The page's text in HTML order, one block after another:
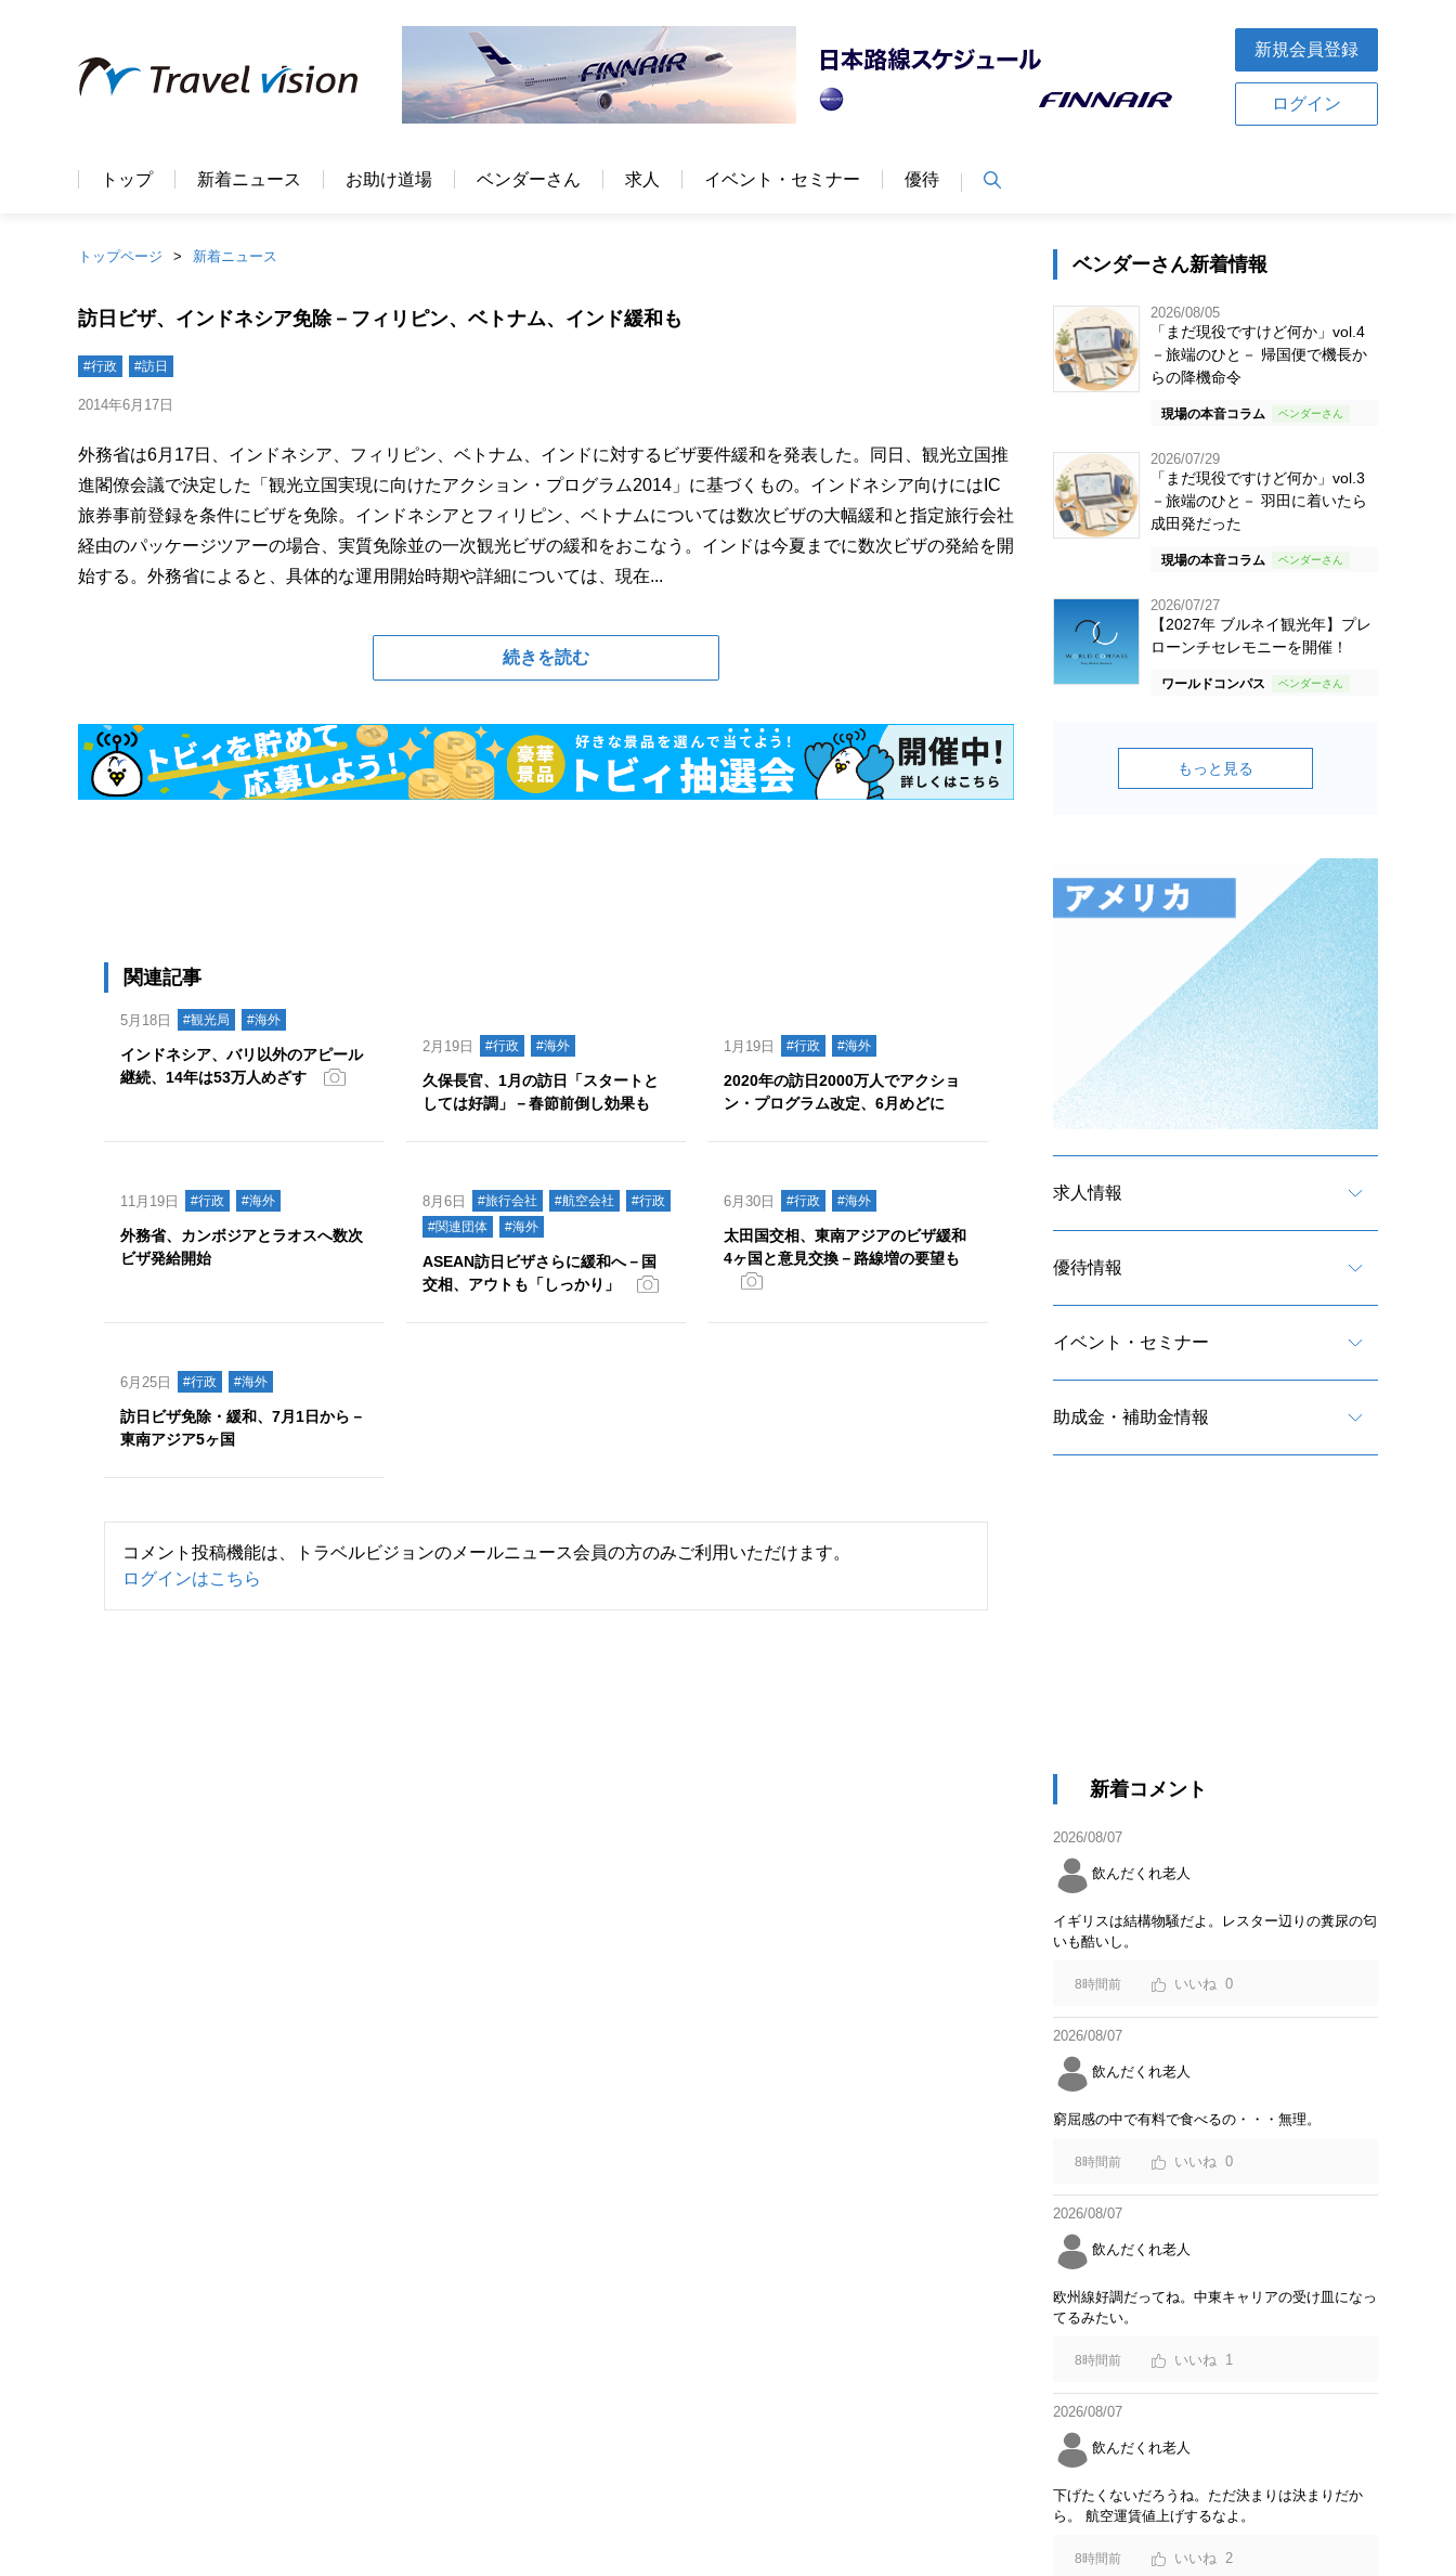
新規会員登録
ログイン
トップ 新着ニュース お助け道場 ベンダーさん 求人 イベント・セミナー 優待
トップページ 新着ニュース
訪日ビザ、インドネシア免除－フィリピン、ベトナム、インド緩和も
#行政 #訪日
2014年6月17日
外務省は6月17日、インドネシア、フィリピン、ベトナム、インドに対するビザ要件緩和を発表した。同日、観光立国推
進閣僚会議で決定した「観光立国実現に向けたアクション・プログラム2014」に基づくもの。インドネシア向けにはIC
旅券事前登録を条件にビザを免除。インドネシアとフィリピン、ベトナムについては数次ビザの大幅緩和と指定旅行会社
経由のパッケージツアーの場合、実質免除並の一次観光ビザの緩和をおこなう。インドは今夏までに数次ビザの発給を開
始する。外務省によると、具体的な運用開始時期や詳細については、現在...
続きを読む
関連記事
5月18日 #観光局 #海外
インドネシア、バリ以外のアピール
継続、14年は53万人めざす
2月19日 #行政 #海外
久保長官、1月の訪日「スタートと
しては好調」－春節前倒し効果も
1月19日 #行政 #海外
2020年の訪日2000万人でアクショ
ン・プログラム改定、6月めどに
11月19日 #行政 #海外
外務省、カンボジアとラオスへ数次
ビザ発給開始
8月6日 #旅行会社 #航空会社
#行政
#関連団体
#海外
ASEAN訪日ビザさらに緩和へ－国
交相、アウトも「しっかり」
6月30日 #行政 #海外
太田国交相、東南アジアのビザ緩和
4ヶ国と意見交換－路線増の要望も
6月25日 #行政 #海外
訪日ビザ免除・緩和、7月1日から－
東南アジア5ヶ国
コメント投稿機能は、トラベルビジョンのメールニュース会員の方のみご利用いただけます。
ログインはこちら
ベンダーさん新着情報
2026/08/05
「まだ現役ですけど何か」vol.4
－旅端のひと－ 帰国便で機長か
らの降機命令
現場の本音コラム
2026/07/29
「まだ現役ですけど何か」vol.3
－旅端のひと－ 羽田に着いたら
成田発だった
現場の本音コラム
2026/07/27
【2027年 ブルネイ観光年】プレ
ローンチセレモニーを開催！
ワールドコンパス
もっと見る
求人情報
優待情報
イベント・セミナー
助成金・補助金情報
新着コメント
2026/08/07
飲んだくれ老人
イギリスは結構物騒だよ。レスター辺りの糞尿の匂
いも酷いし。
8時間前 0
2026/08/07
飲んだくれ老人
窮屈感の中で有料で食べるの・・・無理。
8時間前 0
2026/08/07
飲んだくれ老人
欧州線好調だってね。中東キャリアの受け皿になっ
てるみたい。
8時間前 1
2026/08/07
飲んだくれ老人
下げたくないだろうね。ただ決まりは決まりだか
ら。 航空運賃値上げするなよ。
8時間前 2